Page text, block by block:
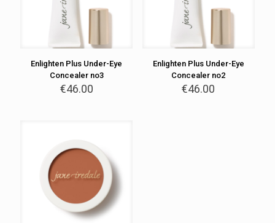
Enlighten Plus Under-Eye
Concealer no3
€46.00
Enlighten Plus Under-Eye
Concealer no2
€46.00